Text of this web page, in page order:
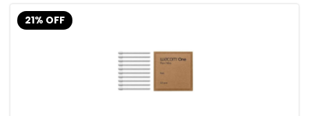
21% OFF